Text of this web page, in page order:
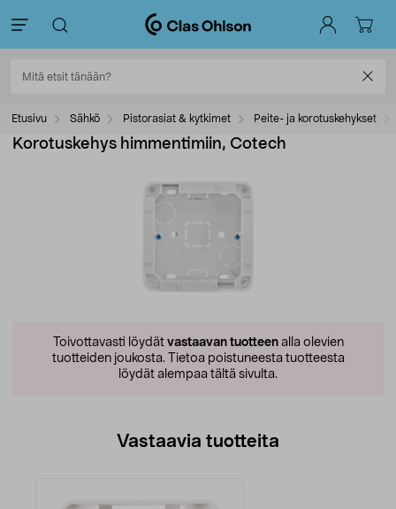
Etusivu Sähkö Pistorasiat & kytkimet Peite- ja korotuskehykset
Korotuskehys himmentimiin, Cotech
Toivottavasti löydät vastaavan tuotteenalla olevien
tuotteiden joukosta. Tietoa poistuneesta tuotteesta
löydät alempaa tältä sivulta.
Vastaavia tuotteita